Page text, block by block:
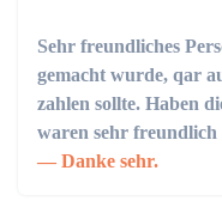
Sehr freundliches
gemacht wurde, qar
zahlen sollte. Haben
waren sehr freundlich
Danke sehr.